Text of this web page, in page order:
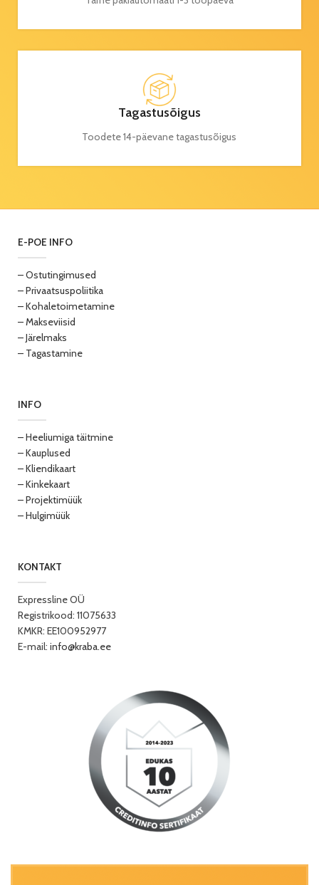
Tagastusõigus
Toodete 14-päevane tagastusõigus
E-POE INFO
– Ostutingimused
– Privaatsuspoliitika
– Kohaletoimetamine
– Makseviisid
– Järelmaks
– Tagastamine
INFO
– Heeliumiga täitmine
– Kauplused
– Kliendikaart
– Kinkekaart
– Projektimüük
– Hulgimüük
KONTAKT
Expressline OÜ
Registrikood: 11075633
KMKR: EE100952977
E-mail: info@kraba.ee